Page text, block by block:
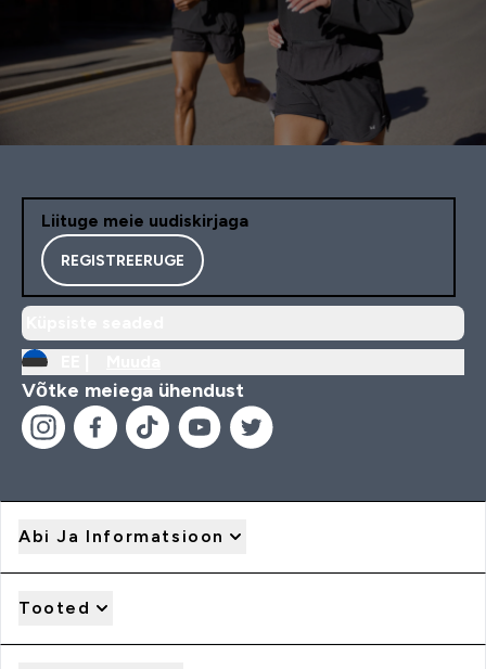
Liituge meie uudiskirjaga
REGISTREERUGE
Võtke meiega ühendust
Abi Ja Informatsioon
Tooted